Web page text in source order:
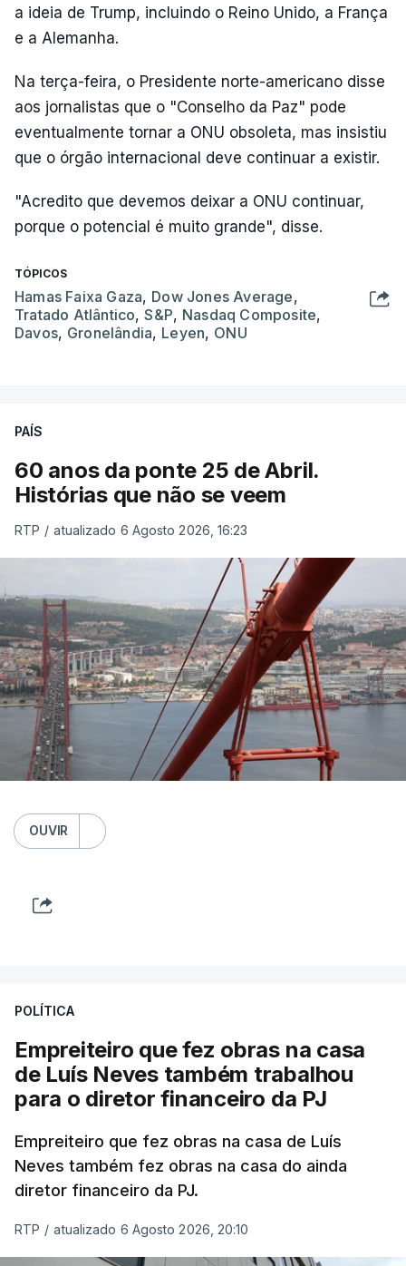
a ideia de Trump, incluindo o Reino Unido, a França
e a Alemanha.
Na terça-feira, o Presidente norte-americano disse
aos jornalistas que o "Conselho da Paz" pode
eventualmente tornar a ONU obsoleta, mas insistiu
que o órgão internacional deve continuar a existir.
"Acredito que devemos deixar a ONU continuar,
porque o potencial é muito grande", disse.
TÓPICOS
Hamas Faixa Gaza, Dow Jones Average,
Tratado Atlântico,S&P, Nasdaq Composite,
Davos, Gronelândia, Leyen, ONU
PAÍS
60 anos da ponte 25 de Abril.
Histórias que não se veem
RTP / atualizado 6 Agosto 2026, 16:23
OUVIR
POLÍTICA
Empreiteiro que fez obras na casa
de Luís Neves também trabalhou
para o diretor financeiro da PJ
Empreiteiro que fez obras na casa de Luís
Neves também fez obras na casa do ainda
diretor financeiro da PJ.
RTP / atualizado 6 Agosto 2026, 20:10